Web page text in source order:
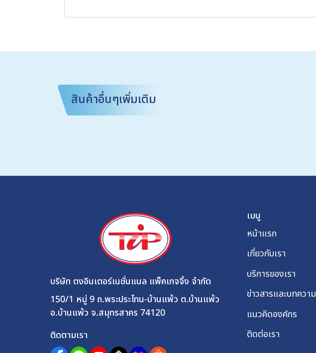
สินค้าอื่นๆเพิ่มเติม
บริษัท ตงอินเตอร์เนชั่นแนล แพ็คเกจจิ้ง จำกัด
150/1 หมู่ 9 ถ.พระประโทน-บ้านแพ้ว ต.บ้านแพ้ว
อ.บ้านแพ้ว จ.สมุทรสาคร 74120
ติดตามเรา
เมนู
หน้าแรก
เกี่ยวกับเรา
บริการของเรา
ข่าวสารและบทความ
แนวคิดองค์กร
ติดต่อเรา